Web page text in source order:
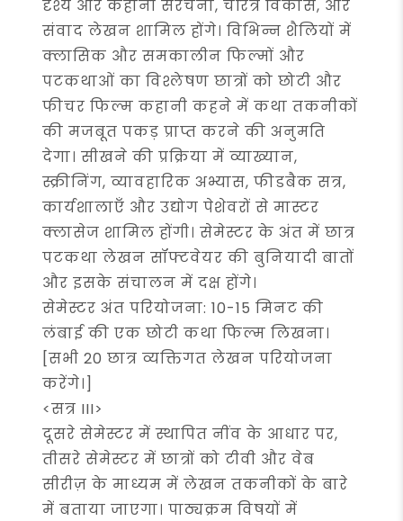
दृश्य और कहानी संरचना, चरित्र विकास, और
संवाद लेखन शामिल होंगे। विभिन्न शैलियों में
क्लासिक और समकालीन फिल्मों और
पटकथाओं का विश्लेषण छात्रों को छोटी और
फीचर फिल्म कहानी कहने में कथा तकनीकों
की मजबूत पकड़ प्राप्त करने की अनुमति
देगा। सीखने की प्रक्रिया में व्याख्यान,
स्क्रीनिंग, व्यावहारिक अभ्यास, फीडबैक सत्र,
कार्यशालाएँ और उद्योग पेशेवरों से मास्टर
क्लासेज शामिल होंगी। सेमेस्टर के अंत में छात्र
पटकथा लेखन सॉफ्टवेयर की बुनियादी बातों
और इसके संचालन में दक्ष होंगे।
सेमेस्टर अंत परियोजना: 10-15 मिनट की
लंबाई की एक छोटी कथा फिल्म लिखना।
[सभी 20 छात्र व्यक्तिगत लेखन परियोजना
करेंगे।]
<सत्र III>
दूसरे सेमेस्टर में स्थापित नींव के आधार पर,
तीसरे सेमेस्टर में छात्रों को टीवी और वेब
सीरीज़ के माध्यम में लेखन तकनीकों के बारे
में बताया जाएगा। पाठ्यक्रम विषयों में